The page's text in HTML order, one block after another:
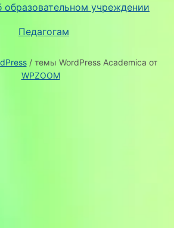
образовательном учреждении
Педагогам
/ темы WordPress Academica от
WPZOOM